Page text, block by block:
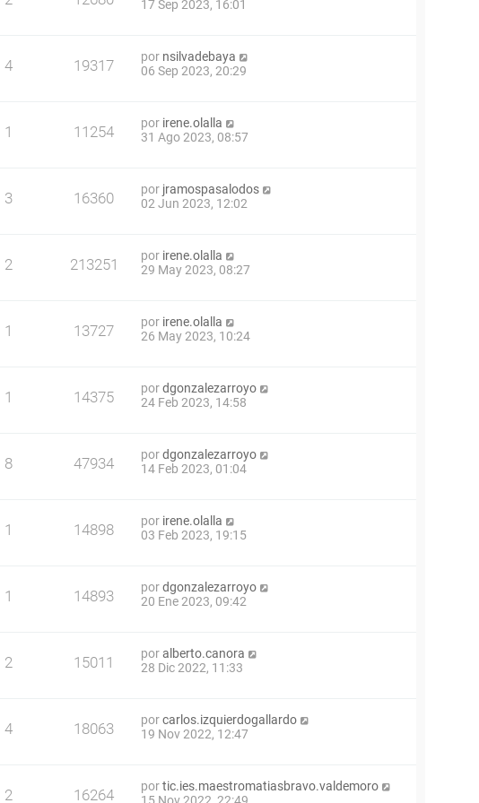
17 Sep 2023, 16:01
4 19317 por nsilvadebaya
06 Sep 2023, 20:29
1 11254 por irene.olalla
31 Ago 2023, 08:57
3 16360 por jramospasalodos
02 Jun 2023, 12:02
2 213251 por irene.olalla
29 May 2023, 08:27
1 13727 por irene.olalla
26 May 2023, 10:24
1 14375 pordgonzalezarroyo
24 Feb 2023, 14:58
8 47934 pordgonzalezarroyo
14 Feb 2023, 01:04
1 14898 por irene.olalla
03 Feb 2023, 19:15
1 14893 pordgonzalezarroyo
20 Ene 2023, 09:42
2 15011 poralberto.canora
28 Dic 2022, 11:33
4 18063 porcarlos.izquierdogallardo
19 Nov 2022, 12:47
2 16264 portic.ies.maestromatiasbravo.valdemoro